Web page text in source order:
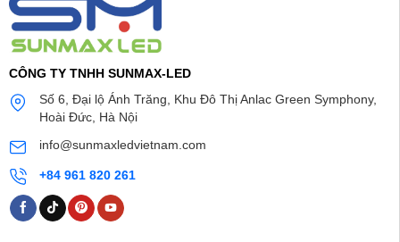
CÔNG TY TNHH SUNMAX-LED
Số 6, Đại lộ Ánh Trăng, Khu Đô Thị Anlac Green Symphony,
Hoài Đức, Hà Nội
info@sunmaxledvietnam.com
+84 961 820 261